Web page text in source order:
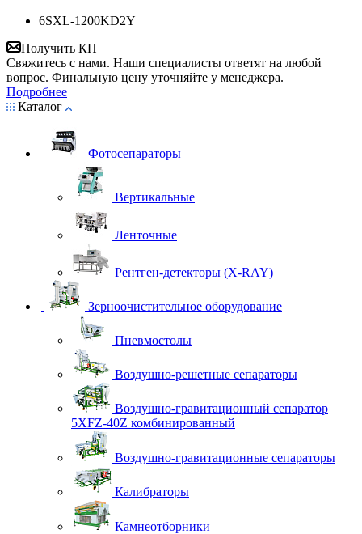
6SXL-1200KD2Y
Получить КП
Свяжитесь с нами. Наши специалисты ответят на любой
вопрос. Финальную цену уточняйте у менеджера.
Подробнее
Каталог
Фотосепараторы
Вертикальные
Ленточные
Рентген-детекторы (X-RAY)
Зерноочистительное оборудование
Пневмостолы
Воздушно-решетные сепараторы
Воздушно-гравитационный сепаратор
5XFZ-40Z комбинированный
Воздушно-гравитационные сепараторы
Калибраторы
Камнеотборники